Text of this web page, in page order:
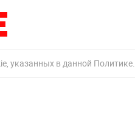
указанных в данной Политике.